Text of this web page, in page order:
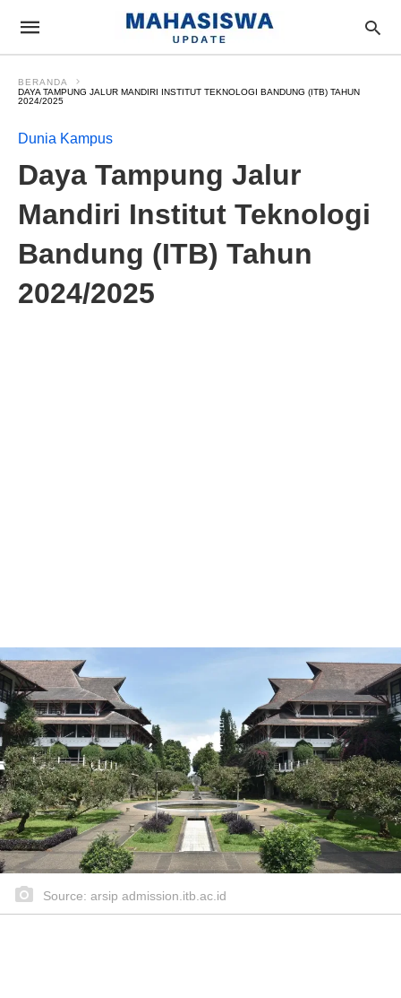
BERANDA
DAYA TAMPUNG JALUR MANDIRI INSTITUT TEKNOLOGI BANDUNG (ITB) TAHUN
2024/2025
Dunia Kampus
Daya Tampung Jalur
Mandiri Institut Teknologi
Bandung (ITB) Tahun
2024/2025
Source: arsip admission.itb.ac.id